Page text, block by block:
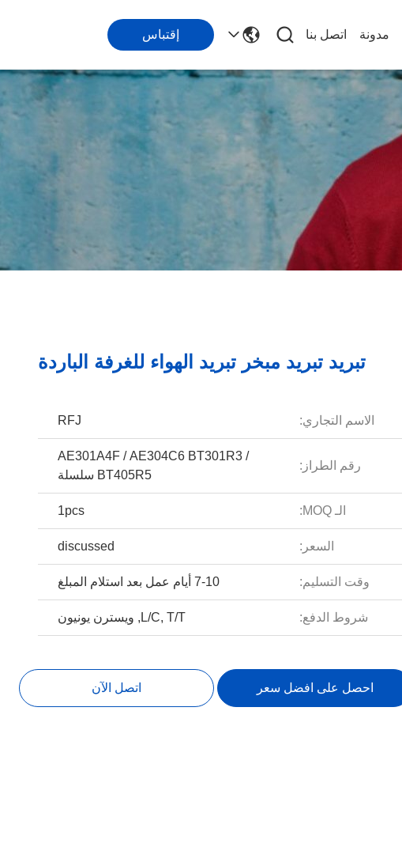
مدونة اتصل بنا إقتباس
تبريد تبريد مبخر تبريد الهواء للغرفة الباردة
الاسم التجاري: RFJ
رقم الطراز:
AE301A4F / AE304C6 BT301R3 /
BT405R5 سلسلة
الـ MOQ: 1pcs
السعر: discussed
وقت التسليم: 7-10 أيام عمل بعد استلام المبلغ
شروط الدفع: L/C, T/T, ويسترن يونيون
احصل على افضل سعر اتصل الآن